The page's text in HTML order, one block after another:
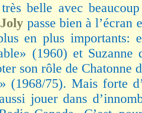
belle avec
passe bien à
en plus importants:
(1960) et
son rôle de Chatonne
(1968/75). Mais forte
jouer dans